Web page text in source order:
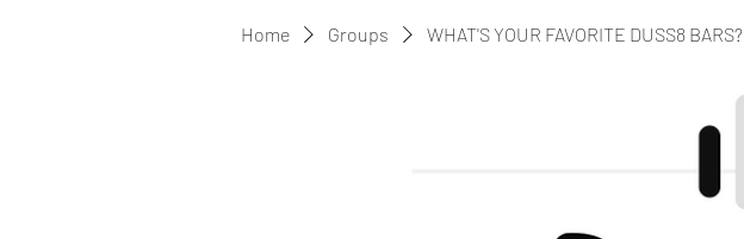
Home Groups WHAT'S YOUR FAVORITE DUSS8 BARS?